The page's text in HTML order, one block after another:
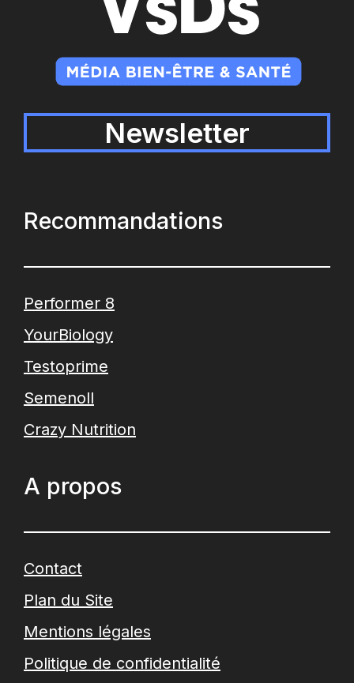
Newsletter
Recommandations
Performer 8
YourBiology
Testoprime
Semenoll
Crazy Nutrition
A propos
Contact
Plan du Site
Mentions légales
Politique de confidentialité